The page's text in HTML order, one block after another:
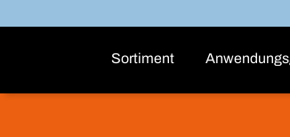
Sortiment